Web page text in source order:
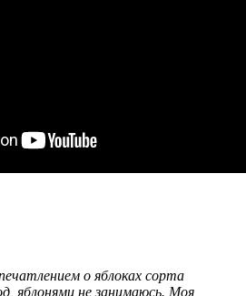
о яблоках сорта
яблонями не занимаюсь. Моя